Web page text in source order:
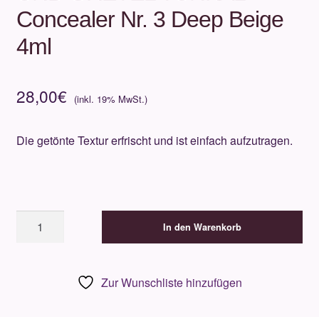
Concealer Nr. 3 Deep Beige
4ml
28,00€
Die getönte Textur erfrischt und ist einfach aufzutragen.
GRETEL
In den Warenkorb
Zur Wunschliste hinzufügen